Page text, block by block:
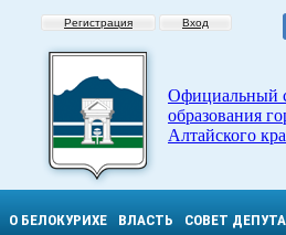
Регистрация Вход
Официальный
образования
Алтайского
О БЕЛОКУРИХЕ ВЛАСТЬ СОВЕТ